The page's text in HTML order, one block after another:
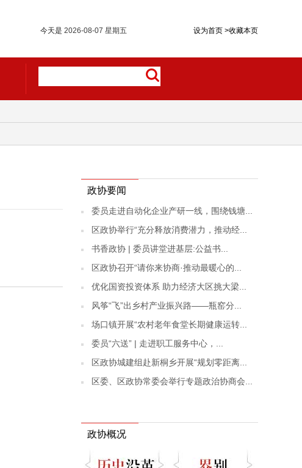
设为首页 >收藏本页
今天是 2026-08-07 星期五
政协要闻
委员走进自动化企业产研一线，围绕钱塘...
区政协举行“充分释放消费潜力，推动经...
书香政协 | 委员讲堂进基层:公益书...
区政协召开“请你来协商·推动最暖心的...
优化国资投资体系 助力经济大区挑大梁...
风筝“飞”出乡村产业振兴路——瓶窑分...
场口镇开展“农村老年食堂长期健康运转...
委员“六送” | 走进职工服务中心，...
区政协城建组赴新桐乡开展“规划零距离...
区委、区政协常委会举行专题政治协商会...
政协概况